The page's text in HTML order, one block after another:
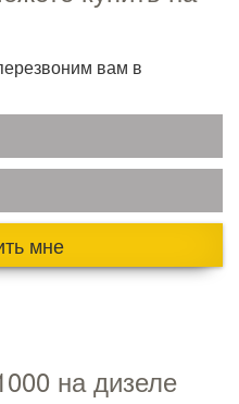
вам в
мне
на дизеле